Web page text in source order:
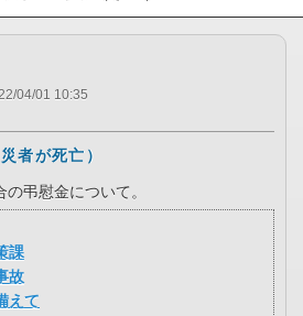
04/01 10:35
者が死亡）
弔慰金について。
課
故
えて